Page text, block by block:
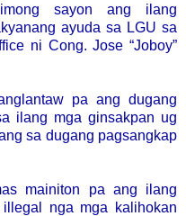
sayon ang ilang
ayuda sa LGU sa
ni Cong. Jose “Joboy”
pa ang dugang
ilang mga ginsakpan ug
sa dugang pagsangkap
mainiton pa ang ilang
nga mga kalihokan